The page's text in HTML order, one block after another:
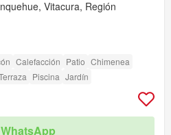
Vitacura, Región
Calefacción Patio Chimenea
Piscina Jardín
WhatsApp